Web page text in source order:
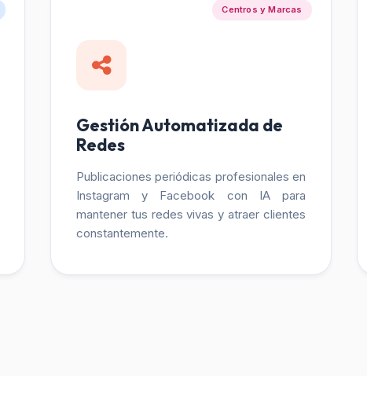
Centros y Marcas
Gestión Automatizada de
Redes
Publicaciones periódicas profesionales en
Instagram y Facebook con IA para
mantener tus redes vivas y atraer clientes
constantemente.